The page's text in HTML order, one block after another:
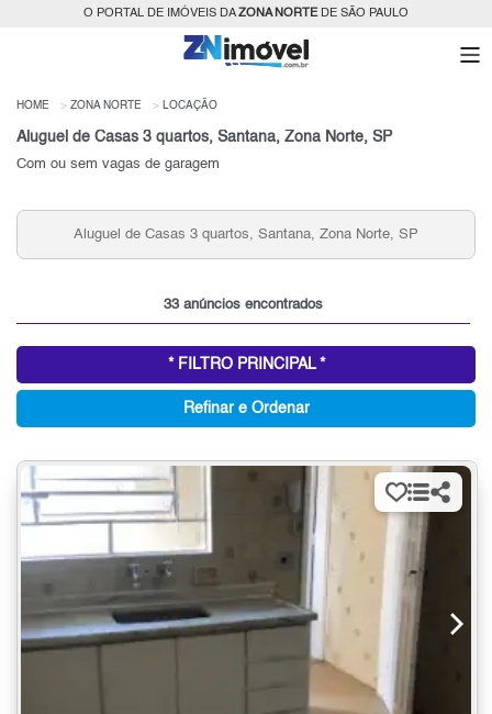
O PORTAL DE IMÓVEIS DAZONA NORTEDE SÃO PAULO
HOME ZONA NORTE LOCAÇÃO
Aluguel de Casas 3 quartos, Santana, Zona Norte, SP
Com ou sem vagas de garagem
Aluguel de Casas 3 quartos, Santana, Zona Norte, SP
33 anúncios encontrados
* FILTRO PRINCIPAL *
Refinar e Ordenar